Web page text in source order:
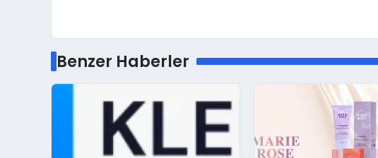
Benzer Haberler